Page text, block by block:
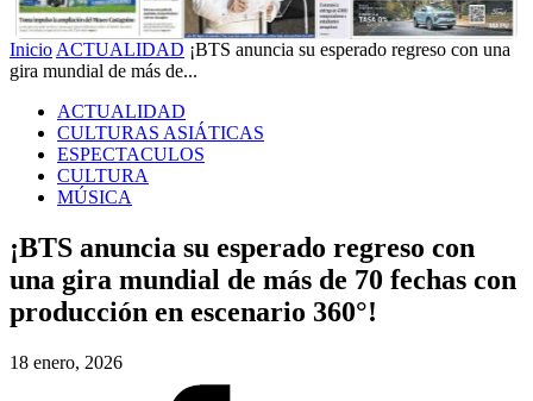
Inicio ACTUALIDAD ¡BTS anuncia su esperado regreso con una
gira mundial de más de...
ACTUALIDAD
CULTURAS ASIÁTICAS
ESPECTACULOS
CULTURA
MÚSICA
¡BTS anuncia su esperado regreso con
una gira mundial de más de 70 fechas con
producción en escenario 360°!
18 enero, 2026